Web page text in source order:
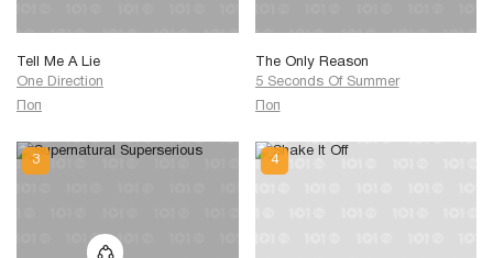
Tell Me A Lie
One Direction
Поп
The Only Reason
5 Seconds Of Summer
Поп